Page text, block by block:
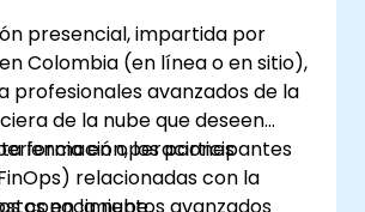
de Analista FOCUS FinOps.
presencial, impartida por
Colombia (en línea o en sitio),
profesionales avanzados de la
de la nube que deseen
en operaciones
relacionadas con la
en la nube.
formación, los participantes
conocimientos avanzados